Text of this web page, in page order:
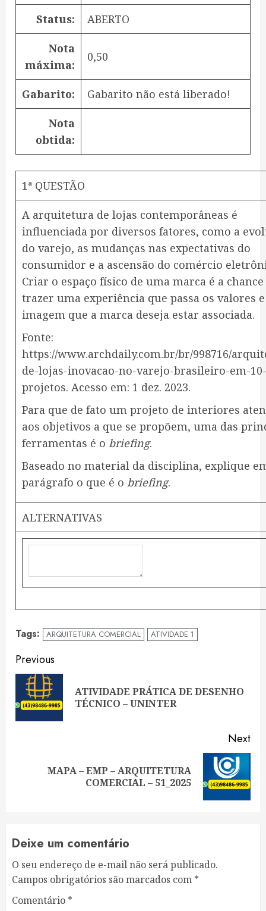
Status: ABERTO
Nota
máxima:
0,50
Gabarito: Gabarito não está liberado!
Nota
obtida:
1ª QUESTÃO
A arquitetura de lojas contemporâneas é
influenciada por diversos fatores, como a
do varejo, as mudanças nas expectativas do
consumidor e a ascensão do comércio
Criar o espaço físico de uma marca é a chance
trazer uma experiência que passa os valores
imagem que a marca deseja estar associada.
Fonte:
https://www.archdaily.com.br/br/998716/
de-lojas-inovacao-no-varejo-brasileiro-em-10-
projetos. Acesso em: 1 dez. 2023.
Para que de fato um projeto de interiores
aos objetivos a que se propõem, uma das
ferramentas é o briefing.
Baseado no material da disciplina, explique
parágrafo o que é o briefing.
ALTERNATIVAS
Tags: ARQUITETURA COMERCIAL ATIVIDADE 1
Continue
Reading
Previous
ATIVIDADE PRÁTICA DE DESENHO
TÉCNICO – UNINTER
Next
MAPA – EMP – ARQUITETURA
COMERCIAL – 51_2025
Deixe um comentário
O seu endereço de e-mail não será publicado.
Campos obrigatórios são marcados com *
Comentário *